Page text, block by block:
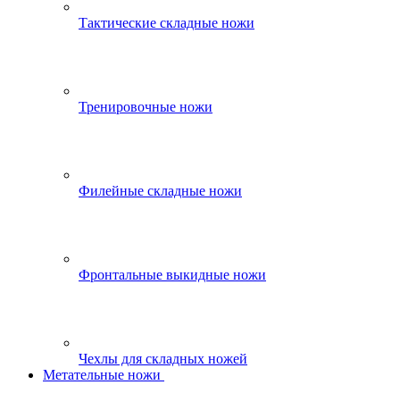
Тактические складные ножи
Тренировочные ножи
Филейные складные ножи
Фронтальные выкидные ножи
Чехлы для складных ножей
Метательные ножи